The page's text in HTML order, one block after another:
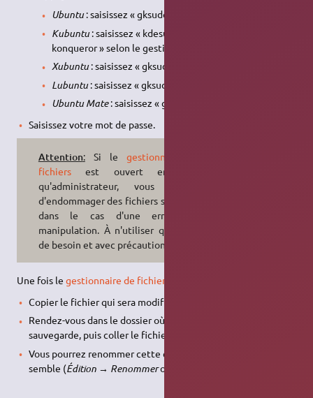
Ubuntu: saisissez « gksudo nautilus ».
Kubuntu: saisissez « kdesudo dolphin » ou « kdesudo
konqueror » selon le gestionnaire que vous utilisez.
Xubuntu: saisissez « gksudo thunar ».
Lubuntu: saisissez « gksudo pcmanfm ».
Ubuntu Mate: saisissez « gksudo caja ».
Saisissez votre mot de passe.
Attention:Si le gestionnaire de
fichiersest ouvert en tant
qu'administrateur, vous risquez
d'endommager des fichiers systèmes
dans le cas d'une erreur de
manipulation. À n'utiliser qu'en cas
de besoin et avec précautions !
Une fois legestionnaire de fichiers
Copier le fichier qui sera modifié (
Rendez-vous dans le dossier où vous souhaitez mettre la
sauvegarde, puis coller le fichier (
Vous pourrez renommer cette copie comme bon vous
semble (Édition → Renommerou F2).